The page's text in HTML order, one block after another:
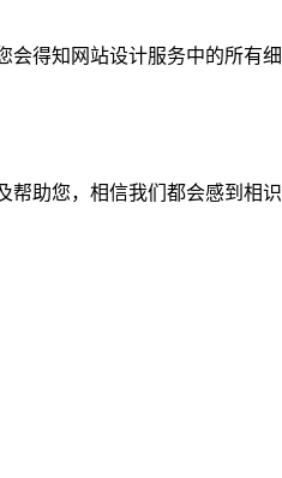
会得知网站设计服务中的所有
帮助您，相信我们都会感到相